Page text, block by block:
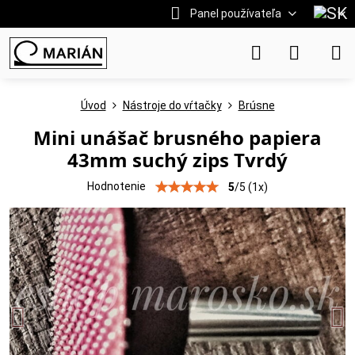
Panel používateľa
Úvod Nástroje do vŕtačky Brúsne
Mini unášač brusného papiera
43mm suchý zips Tvrdý
Hodnotenie 5/5 (1x)